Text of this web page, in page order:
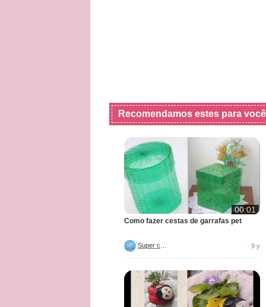
Recomendamos estes para você
00:01
Como fazer cestas de garrafas pet
· 9 y